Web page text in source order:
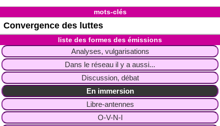
mots-clés
Convergence des luttes
liste des formes des émissions
Analyses, vulgarisations
Dans le réseau il y a aussi...
Discussion, débat
En immersion
Libre-antennes
O-V-N-I